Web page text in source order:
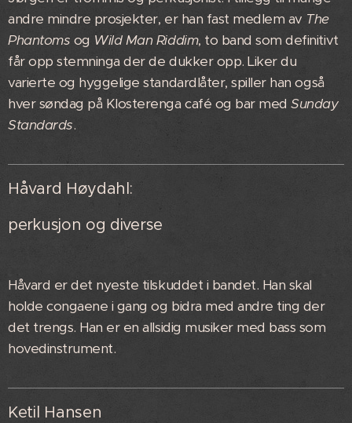
andre mindre prosjekter, er han fast medlem av The
Phantoms og Wild Man Riddim, to band som definitivt
får opp stemninga der de dukker opp. Liker du
varierte og hyggelige standardlåter, spiller han også
hver søndag på Klosterenga café og bar medSunday
Standards.
Håvard Høydahl:
perkusjon og diverse
Håvard er det nyeste tilskuddet i bandet. Han skal
holde congaene i gang og bidra med andre ting der
det trengs. Han er en allsidig musiker med bass som
hovedinstrument.
Ketil Hansen